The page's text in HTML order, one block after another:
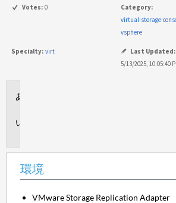
Votes: 0
Category:
virtual-storage-
vsphere
Specialty: virt
Last Updated:
5/13/2025, 10:05:40
環境
VMware Storage Replication Adapter